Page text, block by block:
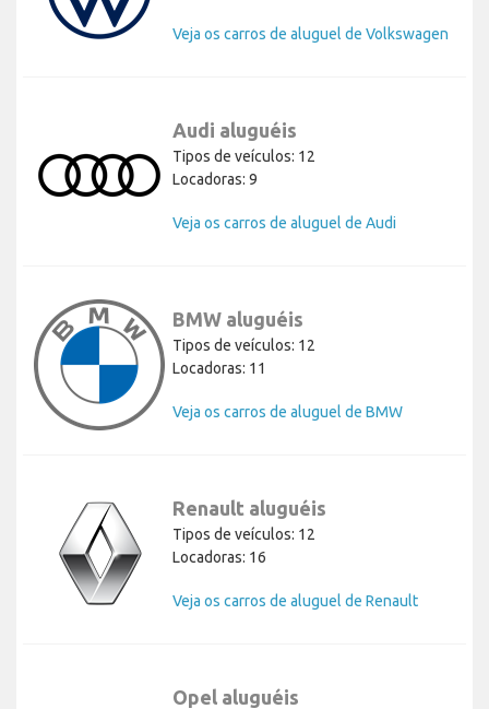
Veja os carros de aluguel de Volkswagen
Audi aluguéis
Tipos de veículos: 12
Locadoras: 9
Veja os carros de aluguel de Audi
BMW aluguéis
Tipos de veículos: 12
Locadoras: 11
Veja os carros de aluguel de BMW
Renault aluguéis
Tipos de veículos: 12
Locadoras: 16
Veja os carros de aluguel de Renault
Opel aluguéis